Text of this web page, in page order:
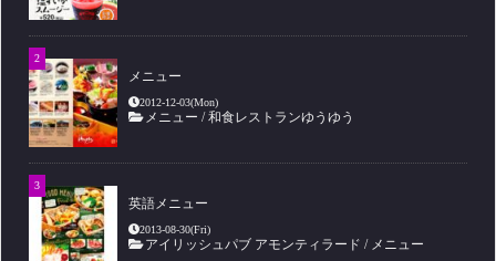
メニュー
2012-12-03(Mon)
メニュー /和食レストランゆうゆう
英語メニュー
2013-08-30(Fri)
アイリッシュパブ アモンティラード / メニュー